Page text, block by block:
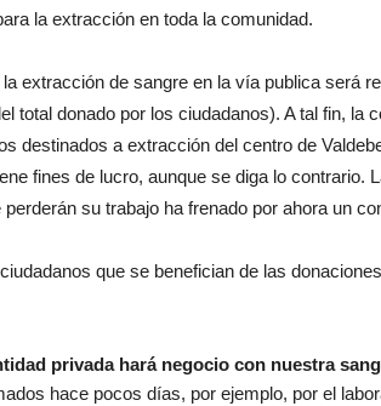
la extracción en toda la comunidad.
extracción de sangre en la vía publica será
total donado por los ciudadanos). A tal fin, la
destinados a extracción del centro de
fines de lucro, aunque se diga lo contrario.
su trabajo ha frenado por ahora un
que se benefician de las
privada hará negocio con nuestra
hace pocos días, por ejemplo, por el